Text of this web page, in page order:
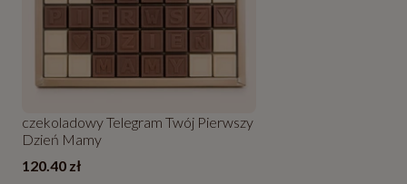
czekoladowy Telegram Twój Pierwszy
Dzień Mamy
120.40 zł